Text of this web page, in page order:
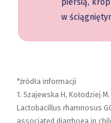
piersią,
w
*źródła informacji
1. Szajewska H, Kołodziej
Lactobacillus rhamnosus
associated diarrhoea in